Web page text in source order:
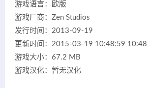
游戏语言：欧版
游戏厂商：Zen Studios
发行时间：2013-09-19
更新时间：2015-03-19 10:48:59 10:48
游戏大小：67.2 MB
游戏汉化：暂无汉化